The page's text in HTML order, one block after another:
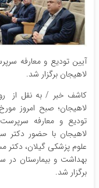
آیین تودیع و معارفه
لاهیجان برگزار شد.
کاشف خبر / به نقل از
لاهیجان؛ صبح امروز
تودیع و معارفه
لاهیجان با حضور دکتر
علوم پزشکی گیلان، دکتر
بهداشت و بیمارستان در
برگزار شد.